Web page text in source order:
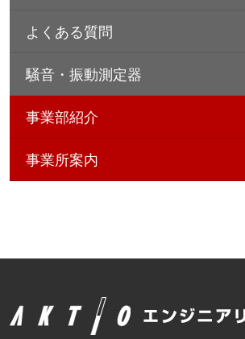
よくある質問
騒音・振動測定器
事業部紹介
事業所案内